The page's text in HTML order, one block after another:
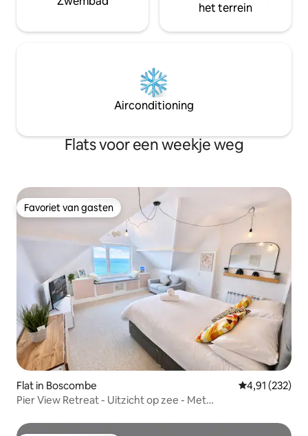
het terrein
Airconditioning
Flats voor een weekje weg
Favoriet van gasten
Favoriet van gasten
Flat in Boscombe Gemiddelde
4,91 (232)
Pier View Retreat - Uitzicht op zee - Met